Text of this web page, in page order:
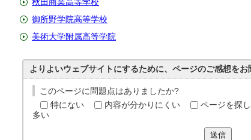
秋田商業高等学校
御所野学院高等学校
美術大学附属高等学院
よりよいウェブサイトにするために、ページのご感想をお
このページに問題点はありましたか?
特にない
内容が分かりにくい ページを探
多い
送信